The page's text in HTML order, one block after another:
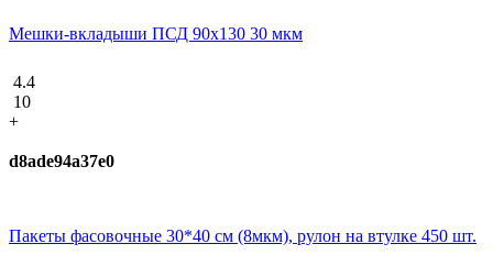
Мешки-вкладыши ПСД 90x130 30 мкм
4.4
10
+
d8ade94a37e0
Пакеты фасовочные 30*40 см (8мкм), рулон на втулке 450 шт.